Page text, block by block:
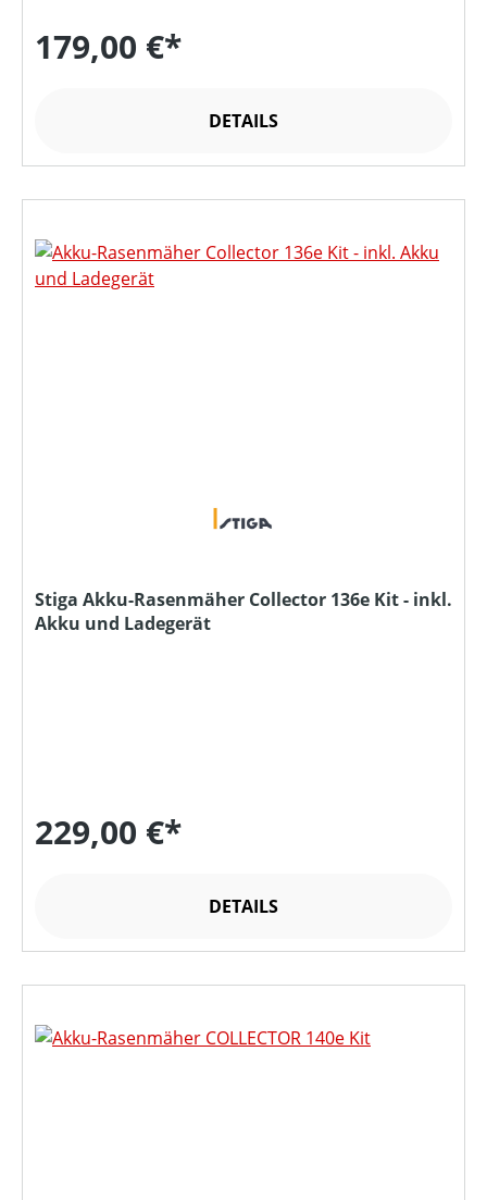
179,00 €*
DETAILS
Stiga Akku-Rasenmäher Collector 136e Kit - inkl.
Akku und Ladegerät
229,00 €*
DETAILS